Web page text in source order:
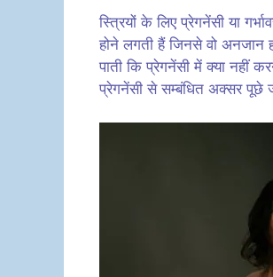
स्त्रियों के लिए प्रेगनेंसी या
होने लगती हैं जिनसे वो अनजान
पाती कि प्रेगनेंसी में क्या नहीं
प्रेगनेंसी से सम्बंधित अक्सर पूछे